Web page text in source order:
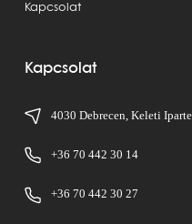
Kapcsolat
Kapcsolat
4030 Debrecen, Keleti
+36 70 442 30 14
+36 70 442 30 27